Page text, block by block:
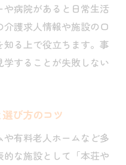
や病院があると日常生活
護求人情報や施設の口
る上で役立ちます。事
することが失敗しない
び方のコツ
有料老人ホームなど多
な施設として「本荘や